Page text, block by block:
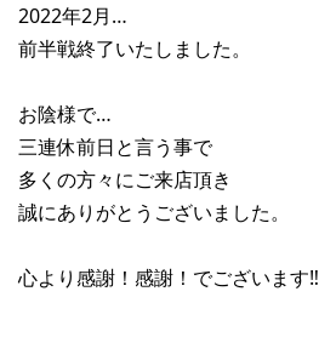
2022年2月…
前半戦終了いたしました。
お陰様で…
三連休前日と言う事で
多くの方々にご来店頂き
誠にありがとうございました。
心より感謝！感謝！でございます‼︎